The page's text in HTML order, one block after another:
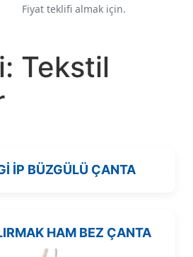
Fiyat teklifi almak için.
Tekstil
İP BÜZGÜLÜ ÇANTA
HAM BEZ ÇANTA